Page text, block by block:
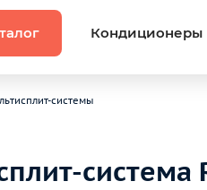
Кондиционеры
системы
система